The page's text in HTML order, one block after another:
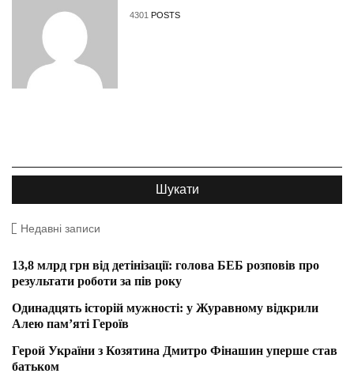
4301 POSTS
Недавні записи
13,8 млрд грн від детінізації: голова БЕБ розповів про
результати роботи за пів року
Одинадцять історій мужності: у Журавному відкрили
Алею пам’яті Героїв
Герой України з Козятина Дмитро Фінашин уперше став
батьком